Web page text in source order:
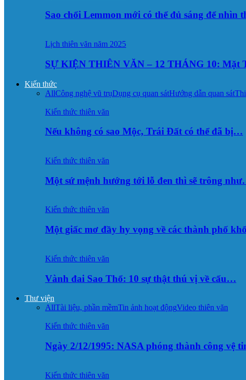
Sao chổi Lemmon mới có thể đủ sáng để nhìn
Lịch thiên văn năm 2025
SỰ KIỆN THIÊN VĂN – 12 THÁNG 10: Mặt
Kiến thức
AllCông nghệ vũ trụDụng cụ quan sátHướng dẫn quan sát
Kiến thức thiên văn
Nếu không có sao Mộc, Trái Đất có thể đã bị…
Kiến thức thiên văn
Một sứ mệnh hướng tới lỗ đen thì sẽ trông
Kiến thức thiên văn
Một giấc mơ đầy hy vọng về các thành phố
Kiến thức thiên văn
Vành đai Sao Thổ: 10 sự thật thú vị về cấu…
Thư viện
AllTài liệu, phần mềmTin ảnh hoạt độngVideo thiên văn
Kiến thức thiên văn
Ngày 2/12/1995: NASA phóng thành công vệ
Kiến thức thiên văn